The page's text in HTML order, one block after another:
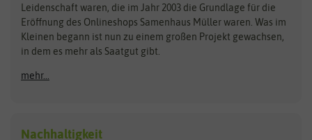
Kataloge
Schnäppchen
Anzucht & Gartenzubehör
Anzuchtschalen
Blumicorn
Bûten Birds
Carl Pabst
Fertil
Flora Elite
Leidenschaft waren, die im Jahr 2003 die Grundlage für die
Eröffnung des Onlineshops Samenhaus Müller waren. Was im
Kleinen begann ist nun zu einem großen Projekt gewachsen,
in dem es mehr als Saatgut gibt.
mehr...
Nachhaltigkeit